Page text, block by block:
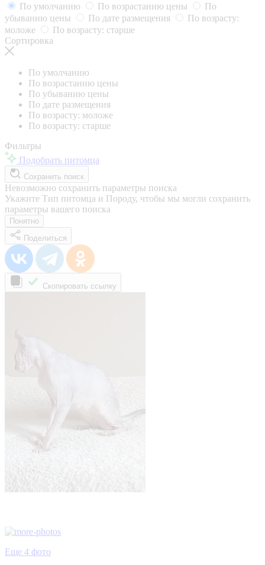
По умолчанию
По возрастанию цены
По
убыванию цены
По дате размещения
По возрасту:
моложе
По возрасту: старше
Сортировка
По умолчанию
По возрастанию цены
По убыванию цены
По дате размещения
По возрасту: моложе
По возрасту: старше
Фильтры
Подобрать питомца
Сохранить поиск
Невозможно сохранить параметры поиска
Укажите Тип питомца и Породу, чтобы мы могли сохранить
параметры вашего поиска
Понятно
Поделиться
Скопировать ссылку
Еще 4 фото